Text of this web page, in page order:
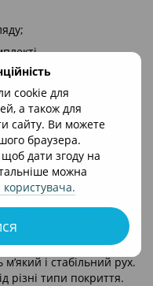
cookie для
а також для
сайту. Ви можете
браузера.
дати згоду на
можна
користувача.
вставку в
в капюшоні, що
у спекотну погоду.
колесами і
колесами з
і стабільний рух.
різні типи покриття.